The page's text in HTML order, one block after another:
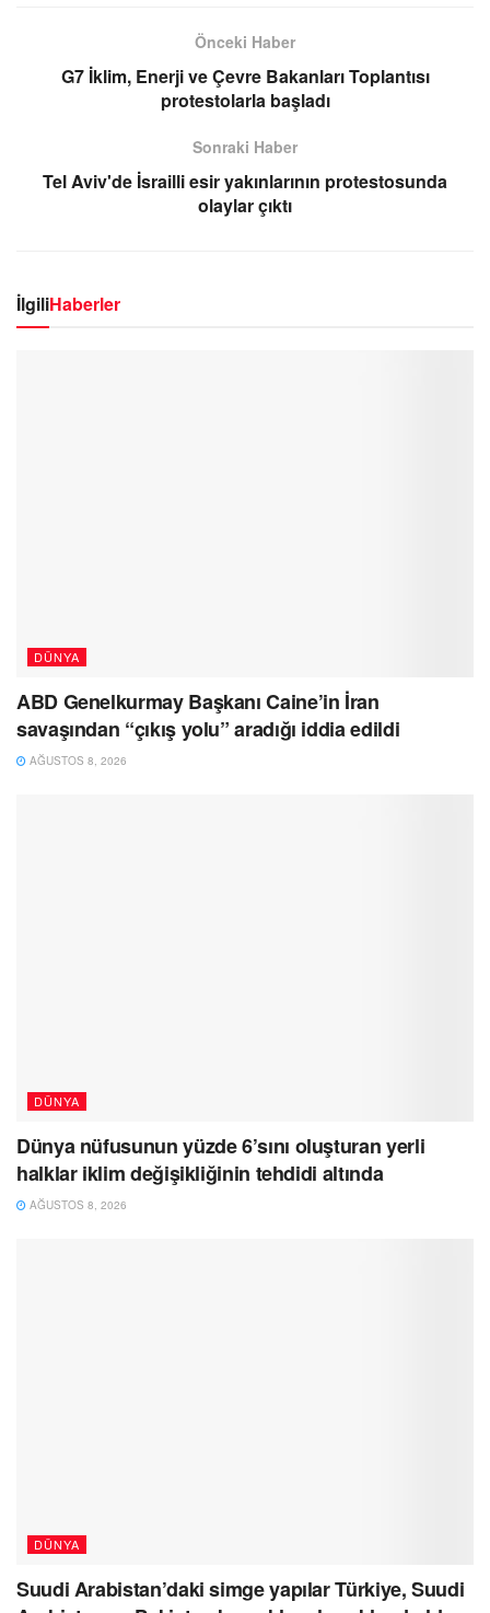
Önceki Haber
G7 İklim, Enerji ve Çevre Bakanları Toplantısı
protestolarla başladı
Sonraki Haber
Tel Aviv'de İsrailli esir yakınlarının protestosunda
olaylar çıktı
İlgiliHaberler
DÜNYA
ABD Genelkurmay Başkanı Caine’in İran
savaşından “çıkış yolu” aradığı iddia edildi
AĞUSTOS 8, 2026
DÜNYA
Dünya nüfusunun yüzde 6’sını oluşturan yerli
halklar iklim değişikliğinin tehdidi altında
AĞUSTOS 8, 2026
DÜNYA
Suudi Arabistan’daki simge yapılar Türkiye, Suudi